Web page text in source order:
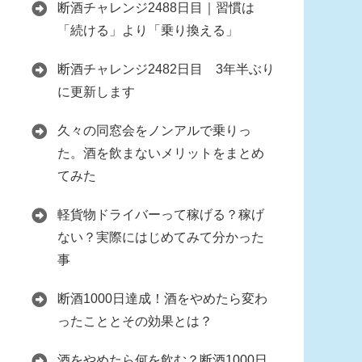
断酒チャレンジ2488日目｜習慣は
「続ける」より「乗り換える」
断酒チャレンジ2482日目 3年半ぶり
に更新します
久々の同窓会をノンアルで乗りっ
た。酒を飲まないメリットをまとめ
てみた
軽貨物ドライバーって稼げる？稼げ
ない？実際にはじめてみて分かった
事
断酒1000日達成！酒をやめたら変わ
ったこととその効果とは？